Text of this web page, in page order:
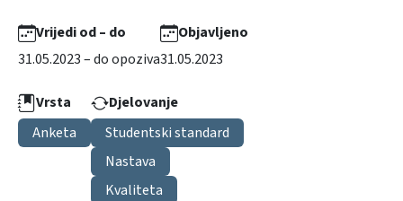
Vrijedi od – do
31.05.2023 – do opoziva
Objavljeno
31.05.2023
Vrsta
Anketa
Djelovanje
Studentski standard
Nastava
Kvaliteta